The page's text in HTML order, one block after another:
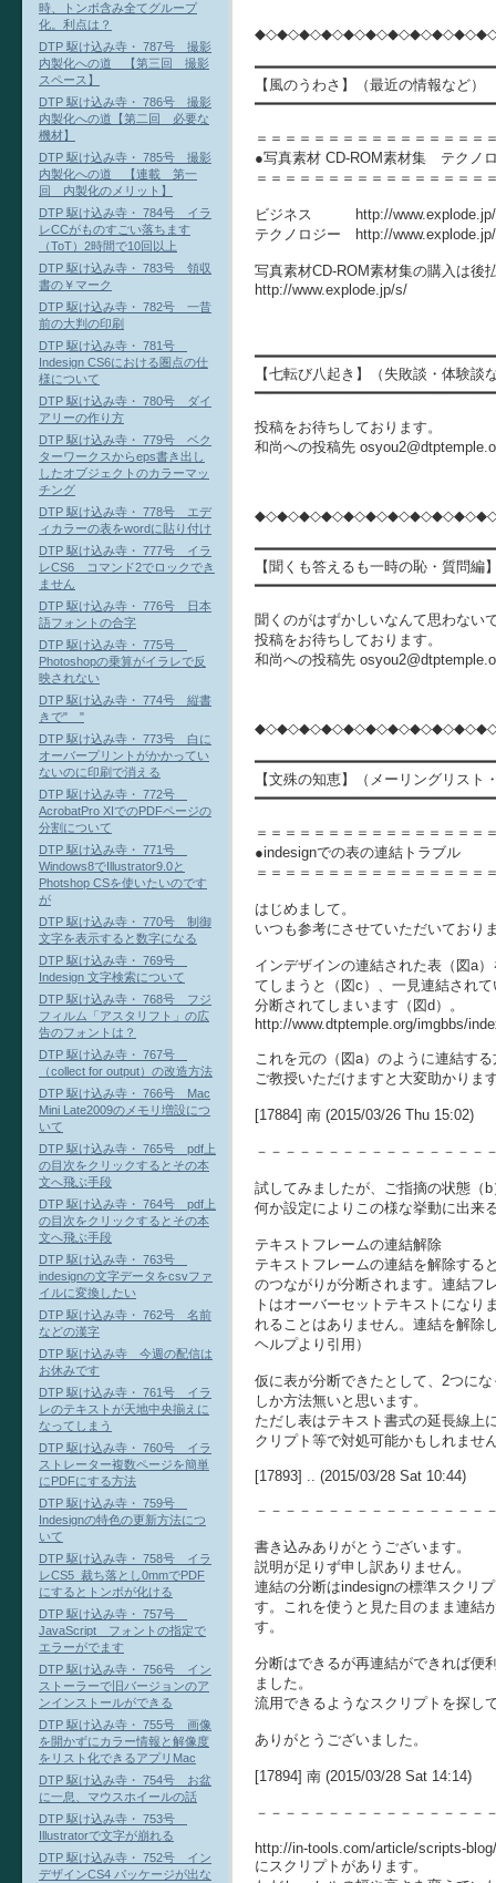
【風のうわさ】（最近の情報など）
＝＝＝＝＝＝＝＝＝＝＝＝＝＝＝＝
●写真素材 CD-ROM素材集 テクノ
＝＝＝＝＝＝＝＝＝＝＝＝＝＝＝＝
ビジネス http://www.explode.jp/
テクノロジー http://
写真素材CD-ROM素材集の購入は後
http://www.explode.jp/s/
【七転び八起き】（失敗談・体験談
投稿をお待ちしております。
和尚への投稿先
【聞くも答えるも一時の恥・質問
聞くのがはずかしいなんて思わない
投稿をお待ちしております。
和尚への投稿先
【文殊の知恵】（メーリングリスト
＝＝＝＝＝＝＝＝＝＝＝＝＝＝＝＝
●indesignでの表の連結トラブル
＝＝＝＝＝＝＝＝＝＝＝＝＝＝＝＝
はじめまして。
いつも参考にさせていただいており
インデザインの連結された表（図a
てしまうと（図c）、一見連結され
分断されてしまいます（図d）。
http://www.dtptemple.org/imgbbs/
これを元の（図a）のように連結す
ご教授いただけますと大変助かりま
[17884] 南 (2015/03/26 Thu 15:02)
－－－－－－－－－－－－－－－－
試してみましたが、ご指摘の状態（
何か設定によりこの様な挙動に出来
テキストフレームの連結解除
テキストフレームの連結を解除する
のつながりが分断されます。連結フ
トはオーバーセットテキストになり
れることはありません。連結を解除
ヘルプより引用）
仮に表が分断できたとして、2つに
しか方法無いと思います。
ただし表はテキスト書式の延長線上
クリプト等で対処可能かもしれませ
[17893] .. (2015/03/28 Sat 10:44)
－－－－－－－－－－－－－－－－
書き込みありがとうございます。
説明が足りず申し訳ありません。
連結の分断はindesignの標準スクリ
す。これを使うと見た目のまま連結
す。
分断はできるが再連結ができれば便
ました。
流用できるようなスクリプトを探し
ありがとうございました。
[17894] 南 (2015/03/28 Sat 14:14)
－－－－－－－－－－－－－－－－
http://in-tools.com/article/scripts-
にスクリプトがあります。
時、トンボ含み全てグループ
化。利点は？
DTP 駆け込み寺・ 787号 撮影
内製化への道 【第三回 撮影
スペース】
DTP 駆け込み寺・ 786号 撮影
内製化への道【第二回 必要な
機材】
DTP 駆け込み寺・ 785号 撮影
内製化への道 【連載 第一
回 内製化のメリット】
DTP 駆け込み寺・ 784号 イラ
レCCがものすごい落ちます
（ToT）2時間で10回以上
DTP 駆け込み寺・ 783号 領収
書の￥マーク
DTP 駆け込み寺・ 782号 一昔
前の大判の印刷
DTP 駆け込み寺・ 781号
Indesign CS6における圏点の仕
様について
DTP 駆け込み寺・ 780号 ダイ
アリーの作り方
DTP 駆け込み寺・ 779号 ベク
ターワークスからeps書き出し
したオブジェクトのカラーマッ
チング
DTP 駆け込み寺・ 778号 エデ
ィカラーの表をwordに貼り付け
DTP 駆け込み寺・ 777号 イラ
レCS6 コマンド2でロックでき
ません
DTP 駆け込み寺・ 776号 日本
語フォントの合字
DTP 駆け込み寺・ 775号
Photoshopの乗算がイラレで反
映されない
DTP 駆け込み寺・ 774号 縦書
きで" "
DTP 駆け込み寺・ 773号 白に
オーバープリントがかかってい
ないのに印刷で消える
DTP 駆け込み寺・ 772号
AcrobatPro XIでのPDFページの
分割について
DTP 駆け込み寺・ 771号
Windows8でIllustrator9.0と
Photshop CSを使いたいのです
が
DTP 駆け込み寺・ 770号 制御
文字を表示すると数字になる
DTP 駆け込み寺・ 769号
Indesign 文字検索について
DTP 駆け込み寺・ 768号 フジ
フィルム「アスタリフト」の広
告のフォントは？
DTP 駆け込み寺・ 767号
（collect for output）の改造方法
DTP 駆け込み寺・ 766号 Mac
Mini Late2009のメモリ増設につ
いて
DTP 駆け込み寺・ 765号 pdf上
の目次をクリックするとその本
文へ飛ぶ手段
DTP 駆け込み寺・ 764号 pdf上
の目次をクリックするとその本
文へ飛ぶ手段
DTP 駆け込み寺・ 763号
indesignの文字データをcsvファ
イルに変換したい
DTP 駆け込み寺・ 762号 名前
などの漢字
DTP 駆け込み寺 今週の配信は
お休みです
DTP 駆け込み寺・ 761号 イラ
レのテキストが天地中央揃えに
なってしまう
DTP 駆け込み寺・ 760号 イラ
ストレーター複数ページを簡単
にPDFにする方法
DTP 駆け込み寺・ 759号
Indesignの特色の更新方法につ
いて
DTP 駆け込み寺・ 758号 イラ
レCS5_裁ち落とし0mmでPDF
にするとトンボが化ける
DTP 駆け込み寺・ 757号
JavaScript フォントの指定で
エラーがでます
DTP 駆け込み寺・ 756号 イン
ストーラーで旧バージョンのア
ンインストールができる
DTP 駆け込み寺・ 755号 画像
を開かずにカラー情報と解像度
をリスト化できるアプリMac
DTP 駆け込み寺・ 754号 お盆
に一息、マウスホイールの話
DTP 駆け込み寺・ 753号
Illustratorで文字が崩れる
DTP 駆け込み寺・ 752号 イン
デザインCS4 パッケージが出な